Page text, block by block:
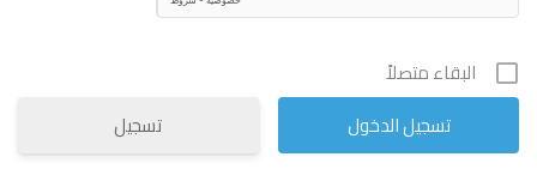
البقاء متصلاً
تسجيل